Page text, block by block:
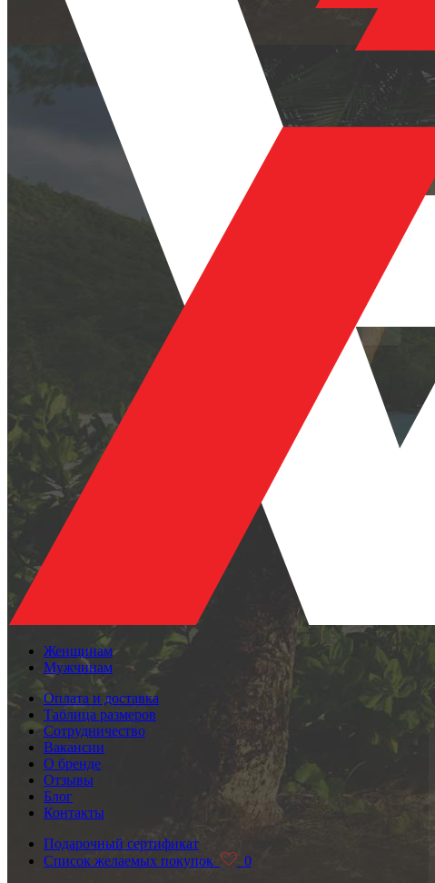
Женщинам
Мужчинам
Оплата и доставка
Таблица размеров
Сотрудничество
Вакансии
О бренде
Отзывы
Блог
Контакты
Подарочный сертификат
Список желаемых покупок
0